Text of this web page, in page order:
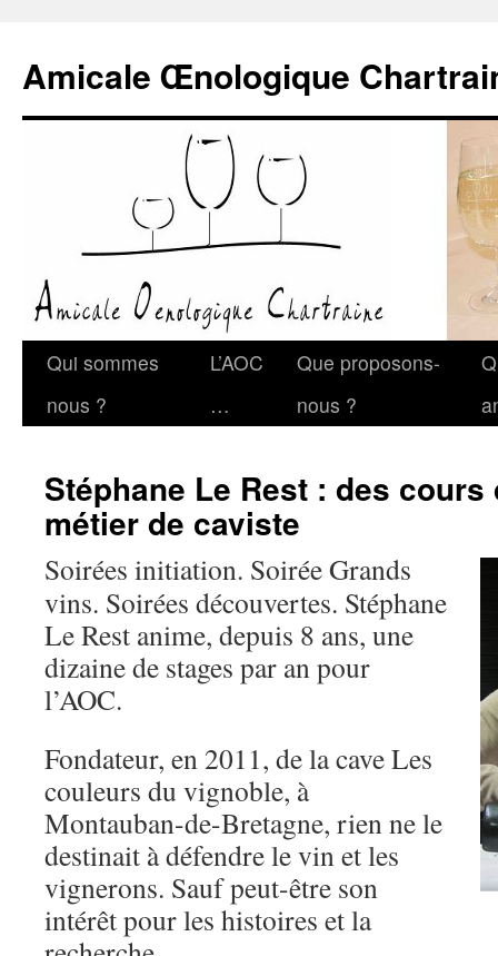
Amicale Œnologique
Qui sommes
nous ?
L’AOC
…
Que proposons-
nous ?
Stéphane Le Rest : des cours
métier de caviste
Soirées initiation. Soirée Grands
vins. Soirées découvertes. Stéphane
Le Rest anime, depuis 8 ans, une
dizaine de stages par an pour
l’AOC.
Fondateur, en 2011, de la cave Les
couleurs du vignoble, à
Montauban-de-Bretagne, rien ne le
destinait à défendre le vin et les
vignerons. Sauf peut-être son
intérêt pour les histoires et la